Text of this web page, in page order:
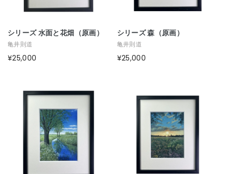
シリーズ 水面と花畑（原画）
亀井則道
¥25,000
シリーズ 森（原画）
亀井則道
¥25,000